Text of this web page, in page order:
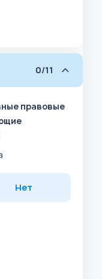
0/11
правовые
Нет